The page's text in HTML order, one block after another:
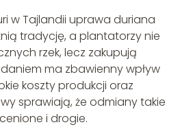
w Tajlandii uprawa duriana
tradycję, a plantatorzy nie
rzek, lecz zakupują
ma zbawienny wpływ
koszty produkcji oraz
sprawiają, że odmiany takie
i drogie.